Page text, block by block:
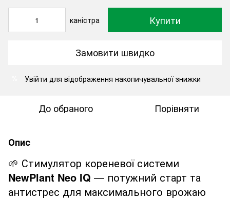
каністра Купити
Замовити швидко
Увійти для відображення накопичувальної знижки
До обраного Порівняти
Опис
🌱 Стимулятор кореневої системи
NewPlant Neo IQ — потужний старт та
антистрес для максимального врожаю